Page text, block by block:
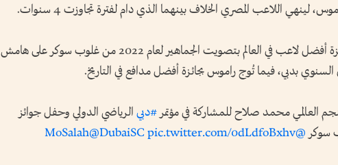
لينهي اللاعب المصري الخلاف بينهما الذي دام لفترة تجاوزت 4 سنوات.
وتُوج صلاح بجائزة أفضل لاعب في العالم بتصويت الجماهير لعام 2022 من غلوب سوكر على هامش
بدبي، فيما تُوج راموس بجائزة أفضل مدافع في التاريخ.
العالمي محمد صلاح للمشاركة في مؤتمر#دبيالرياضي الدولي وحفل جوائز
سوكر@MoSalah
@DubaiSCpic.twitter.com/0dLdfoBxhv